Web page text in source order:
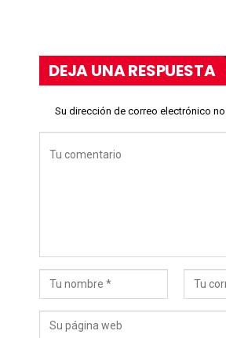
DEJA UNA RESPUESTA
Su dirección de correo electrónico